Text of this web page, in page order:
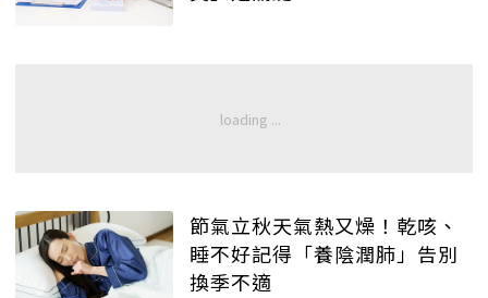
節氣立秋天氣熱又燥！乾咳、
睡不好記得「養陰潤肺」告別
換季不適